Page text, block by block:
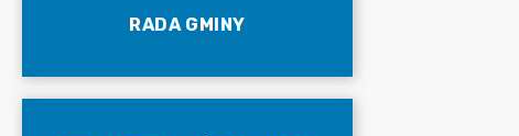
RADA GMINY